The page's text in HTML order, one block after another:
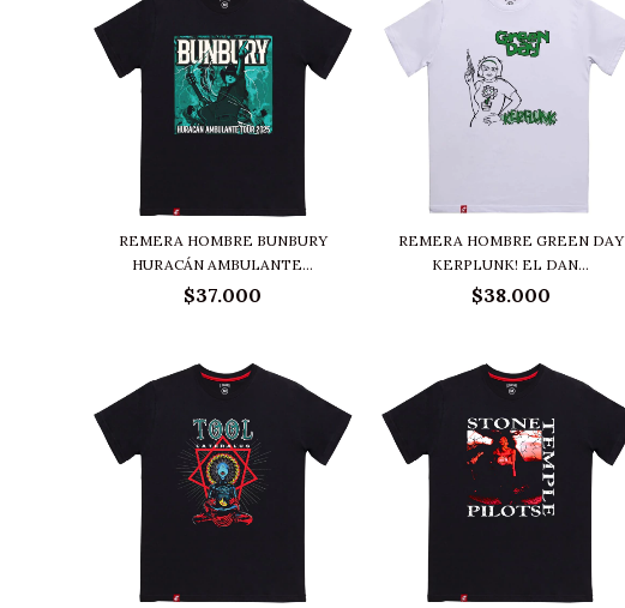
REMERA HOMBRE BUNBURY
HURACÁN AMBULANTE...
$37.000
REMERA HOMBRE GREEN DAY
KERPLUNK! EL DAN...
$38.000